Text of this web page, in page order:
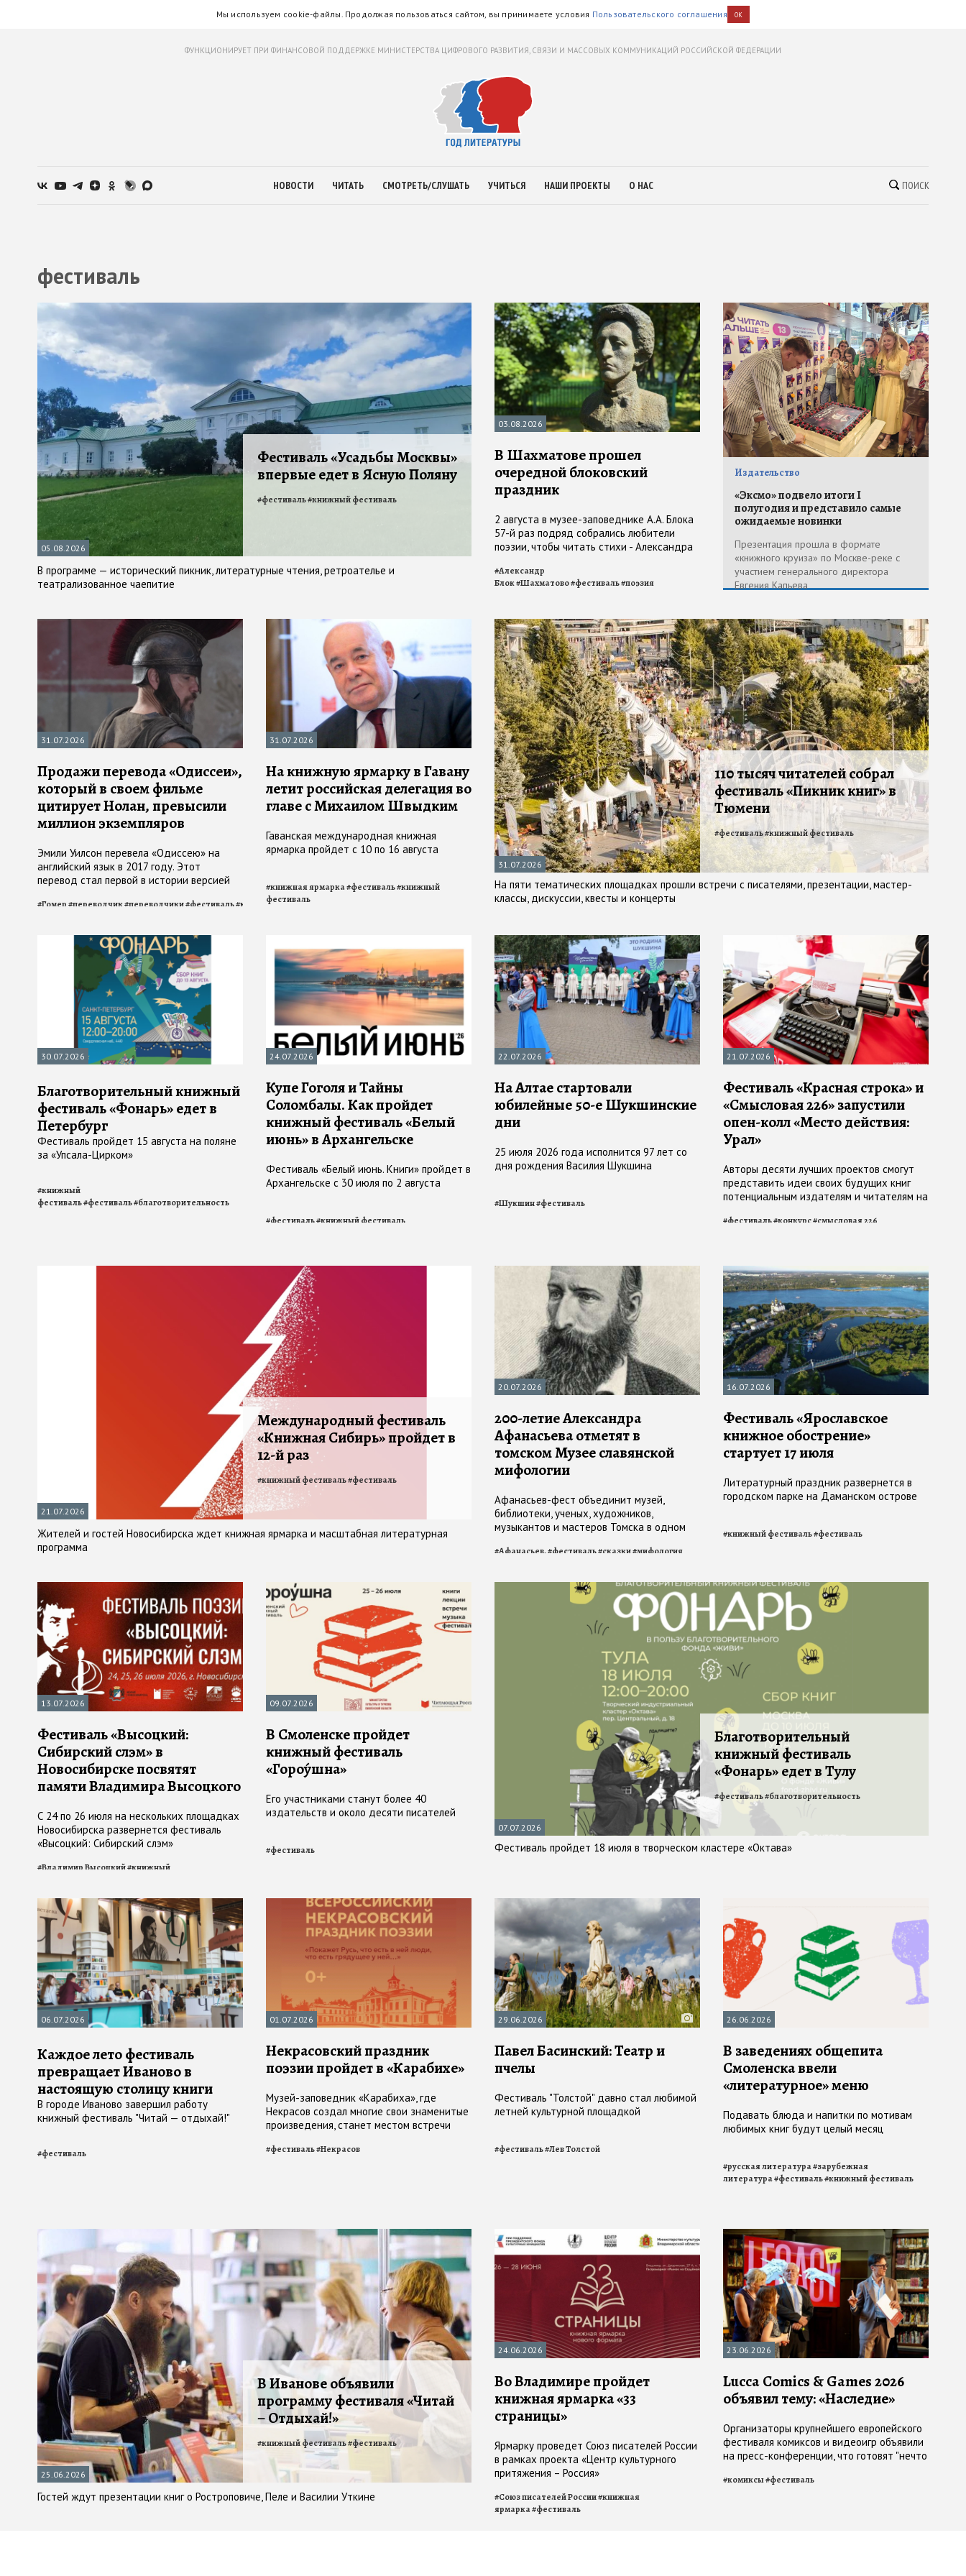
Мы используем cookie-файлы. Продолжая пользоваться сайтом, вы принимаете условия Пользовательского соглашения OK
ФУНКЦИОНИРУЕТ ПРИ ФИНАНСОВОЙ ПОДДЕРЖКЕ МИНИСТЕРСТВА ЦИФРОВОГО РАЗВИТИЯ, СВЯЗИ И МАССОВЫХ КОММУНИКАЦИЙ РОССИЙСКОЙ ФЕДЕРАЦИИ
НОВОСТИ ЧИТАТЬ СМОТРЕТЬ/СЛУШАТЬ УЧИТЬСЯ НАШИ ПРОЕКТЫ О НАС ПОИСК
фестиваль
05.08.2026
Фестиваль «Усадьбы Москвы»
впервые едет в Ясную Поляну
В программе — исторический пикник, литературные чтения, ретроателье и
театрализованное чаепитие
#фестиваль#книжный фестиваль
03.08.2026
В Шахматове прошел
очередной блоковский
праздник
2 августа в музее-заповеднике А.А. Блока
57-й раз подряд собрались любители
поэзии, чтобы читать стихи - Александра
#Александр
Блок#Шахматово#фестиваль#поэзия
Издательство
«Эксмо» подвело итоги I
полугодия и представило самые
ожидаемые новинки
Презентация прошла в формате
«книжного круиза» по Москве-реке с
участием генерального директора
Евгения Капьева
31.07.2026
Продажи перевода «Одиссеи»,
который в своем фильме
цитирует Нолан, превысили
миллион экземпляров
Эмили Уилсон перевела «Одиссею» на
английский язык в 2017 году. Этот
перевод стал первой в истории версией
женщиной
#Гомер#переводчик#переводчики#фестиваль#книжный
31.07.2026
На книжную ярмарку в Гавану
летит российская делегация во
главе с Михаилом Швыдким
Гаванская международная книжная
ярмарка пройдет с 10 по 16 августа
#книжная ярмарка#фестиваль#книжный
фестиваль
31.07.2026
110 тысяч читателей собрал
фестиваль «Пикник книг» в
Тюмени
На пяти тематических площадках прошли встречи с писателями, презентации, мастер-
классы, дискуссии, квесты и концерты
#фестиваль#книжный фестиваль
30.07.2026
Благотворительный книжный
фестиваль «Фонарь» едет в
Петербург
Фестиваль пройдет 15 августа на поляне
за «Упсала-Цирком»
#книжный
фестиваль#фестиваль#благотворительность
24.07.2026
Купе Гоголя и Тайны
Соломбалы. Как пройдет
книжный фестиваль «Белый
июнь» в Архангельске
Фестиваль «Белый июнь. Книги» пройдет в
Архангельске с 30 июля по 2 августа
#фестиваль#книжный фестиваль
22.07.2026
На Алтае стартовали
юбилейные 50-е Шукшинские
дни
25 июля 2026 года исполнится 97 лет со
дня рождения Василия Шукшина
#Шукшин#фестиваль
21.07.2026
Фестиваль «Красная строка» и
«Смысловая 226» запустили
опен-колл «Место действия:
Урал»
Авторы десяти лучших проектов смогут
представить идеи своих будущих книг
потенциальным издателям и читателям на
Екатеринбурге
#фестиваль#конкурс#смысловая 226
21.07.2026
Международный фестиваль
«Книжная Сибирь» пройдет в
12-й раз
Жителей и гостей Новосибирска ждет книжная ярмарка и масштабная литературная
программа
#книжный фестиваль#фестиваль
20.07.2026
200-летие Александра
Афанасьева отметят в
томском Музее славянской
мифологии
Афанасьев-фест объединит музей,
библиотеки, ученых, художников,
музыкантов и мастеров Томска в одном
#Афанасьев,#фестиваль#сказки#мифология
16.07.2026
Фестиваль «Ярославское
книжное обострение»
стартует 17 июля
Литературный праздник развернется в
городском парке на Даманском острове
#книжный фестиваль#фестиваль
13.07.2026
Фестиваль «Высоцкий:
Сибирский слэм» в
Новосибирске посвятят
памяти Владимира Высоцкого
С 24 по 26 июля на нескольких площадках
Новосибирска развернется фестиваль
«Высоцкий: Сибирский слэм»
#Владимир Высоцкий#книжный
09.07.2026
В Смоленске пройдет
книжный фестиваль
«Гороу́шна»
Его участниками станут более 40
издательств и около десяти писателей
#фестиваль
07.07.2026
Благотворительный
книжный фестиваль
«Фонарь» едет в Тулу
Фестиваль пройдет 18 июля в творческом кластере «Октава»
#фестиваль#благотворительность
06.07.2026
Каждое лето фестиваль
превращает Иваново в
настоящую столицу книги
В городе Иваново завершил работу
книжный фестиваль "Читай — отдыхай!"
#фестиваль
01.07.2026
Некрасовский праздник
поэзии пройдет в «Карабихе»
Музей-заповедник «Карабиха», где
Некрасов создал многие свои знаменитые
произведения, станет местом встречи
#фестиваль#Некрасов
29.06.2026
Павел Басинский: Театр и
пчелы
Фестиваль "Толстой" давно стал любимой
летней культурной площадкой
#фестиваль#Лев Толстой
26.06.2026
В заведениях общепита
Смоленска ввели
«литературное» меню
Подавать блюда и напитки по мотивам
любимых книг будут целый месяц
#русская литература#зарубежная
литература#фестиваль#книжный фестиваль
25.06.2026
В Иванове объявили
программу фестиваля «Читай
– Отдыхай!»
Гостей ждут презентации книг о Ростроповиче, Пеле и Василии Уткине
#книжный фестиваль#фестиваль
24.06.2026
Во Владимире пройдет
книжная ярмарка «33
страницы»
Ярмарку проведет Союз писателей России
в рамках проекта «Центр культурного
притяжения – Россия»
#Союз писателей России#книжная
ярмарка#фестиваль
23.06.2026
Lucca Comics & Games 2026
объявил тему: «Наследие»
Организаторы крупнейшего европейского
фестиваля комиксов и видеоигр объявили
на пресс-конференции, что готовят "нечто
годовщине
#комиксы#фестиваль